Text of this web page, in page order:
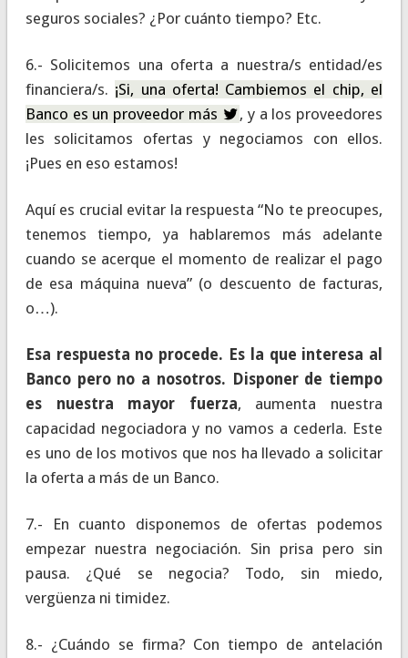
seguros sociales? ¿Por cuánto tiempo? Etc.
6.- Solicitemos una oferta a nuestra/s entidad/es
financiera/s. ¡Si, una oferta! Cambiemos el chip, el
Banco es un proveedor más
, y a los proveedores
les solicitamos ofertas y negociamos con ellos.
¡Pues en eso estamos!
Aquí es crucial evitar la respuesta “No te preocupes,
tenemos tiempo, ya hablaremos más adelante
cuando se acerque el momento de realizar el pago
de esa máquina nueva” (o descuento de facturas,
o…).
Esa respuesta no procede. Es la que interesa al
Banco pero no a nosotros. Disponer de tiempo
es nuestra mayor fuerza, aumenta nuestra
capacidad negociadora y no vamos a cederla. Este
es uno de los motivos que nos ha llevado a solicitar
la oferta a más de un Banco.
7.- En cuanto disponemos de ofertas podemos
empezar nuestra negociación. Sin prisa pero sin
pausa. ¿Qué se negocia? Todo, sin miedo,
vergüenza ni timidez.
8.- ¿Cuándo se firma? Con tiempo de antelación